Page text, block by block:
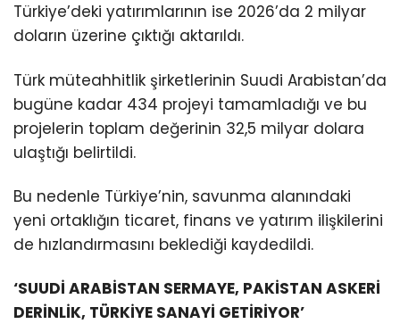
Türkiye’deki yatırımlarının ise 2026’da 2 milyar
doların üzerine çıktığı aktarıldı.
Türk müteahhitlik şirketlerinin Suudi Arabistan’da
bugüne kadar 434 projeyi tamamladığı ve bu
projelerin toplam değerinin 32,5 milyar dolara
ulaştığı belirtildi.
Bu nedenle Türkiye’nin, savunma alanındaki
yeni ortaklığın ticaret, finans ve yatırım ilişkilerini
de hızlandırmasını beklediği kaydedildi.
‘SUUDİ ARABİSTAN SERMAYE, PAKİSTAN ASKERİ
DERİNLİK, TÜRKİYE SANAYİ GETİRİYOR’